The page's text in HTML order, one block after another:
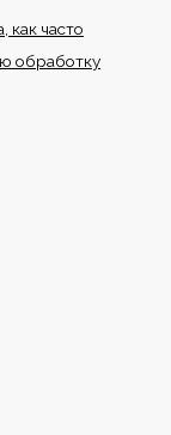
как часто
обработку